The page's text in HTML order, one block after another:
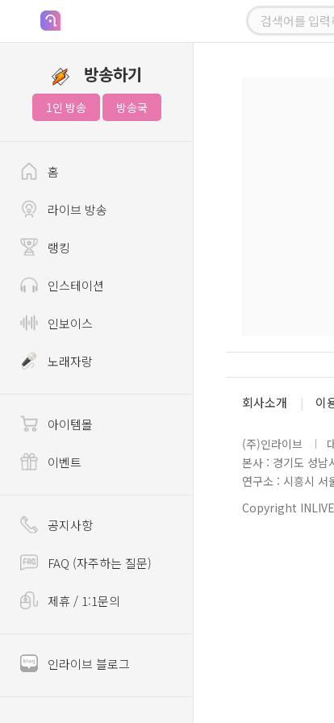
방송하기
1인 방송 방송국
홈
라이브 방송
랭킹
인스테이션
인보이스
노래자랑
아이템몰
이벤트
공지사항
FAQ (자주하는 질문)
제휴 / 1:1문의
인라이브 블로그
회사소개 이
(주)인라이브
본사 : 경기도 성남
연구소 : 시흥시
Copyright